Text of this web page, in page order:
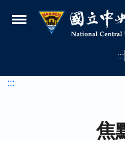
國立中央大學新
:::
:::
焦